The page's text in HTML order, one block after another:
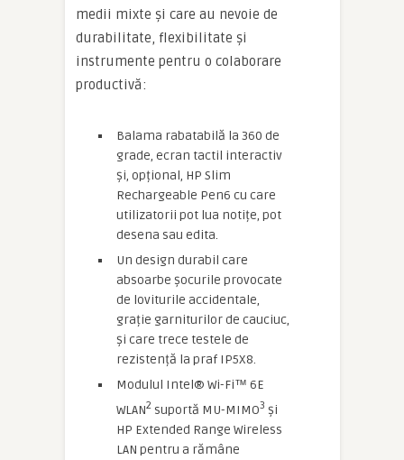
medii mixte și care au nevoie de
durabilitate, flexibilitate și
instrumente pentru o colaborare
productivă:
Balama rabatabilă la 360 de
grade, ecran tactil interactiv
și, opțional, HP Slim
Rechargeable Pen6 cu care
utilizatorii pot lua notițe, pot
desena sau edita.
Un design durabil care
absoarbe șocurile provocate
de loviturile accidentale,
grație garniturilor de cauciuc,
și care trece testele de
rezistență la praf IP5X8.
Modulul Intel® Wi-Fi™ 6E
WLAN2 suportă MU-MIMO3 și
HP Extended Range Wireless
LAN pentru a rămâne